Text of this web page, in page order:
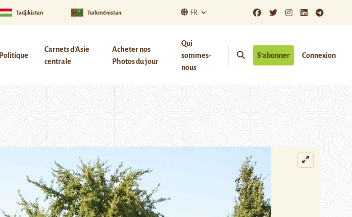
Tadjikistan Turkménistan FR
Politique
Carnets d’Asie
centrale
Acheter nos
Photos du jour
Qui
sommes-
nous
S’abonner Connexion